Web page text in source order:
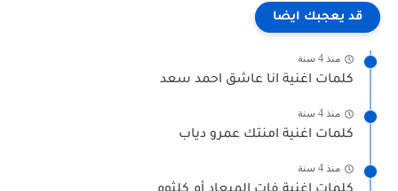
قد يعجبك ايضا
منذ 4 سنة
كلمات اغنية انا عاشق احمد سعد
منذ 4 سنة
كلمات اغنية امنتك عمرو دياب
منذ 4 سنة